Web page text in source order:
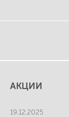
АКЦИИ
19.12.2025